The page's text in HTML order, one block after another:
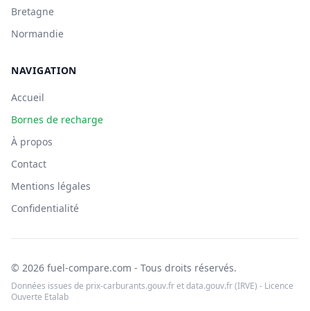
Bretagne
Normandie
NAVIGATION
Accueil
Bornes de recharge
À propos
Contact
Mentions légales
Confidentialité
© 2026 fuel-compare.com - Tous droits réservés.
Données issues de prix-carburants.gouv.fr et data.gouv.fr (IRVE) - Licence
Ouverte Etalab